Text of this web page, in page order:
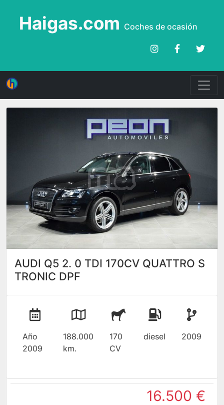
Haigas.com Coches de ocasión
AUDI Q5 2. 0 TDI 170CV QUATTRO S
TRONIC DPF
Año
2009
188.000
km.
170
CV
diesel 2009
16.500 €